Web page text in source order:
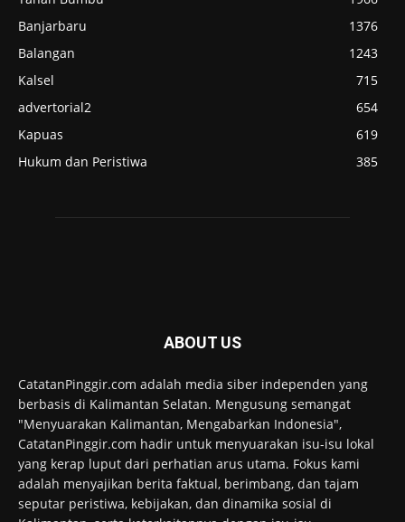
Banjarbaru
1376
Balangan
1243
Kalsel
715
advertorial2
654
Kapuas
619
Hukum dan Peristiwa
385
ABOUT US
CatatanPinggir.com adalah media siber independen yang
berbasis di Kalimantan Selatan. Mengusung semangat
"Menyuarakan Kalimantan, Mengabarkan Indonesia",
CatatanPinggir.com hadir untuk menyuarakan isu-isu lokal
yang kerap luput dari perhatian arus utama. Fokus kami
adalah menyajikan berita faktual, berimbang, dan tajam
seputar peristiwa, kebijakan, dan dinamika sosial di